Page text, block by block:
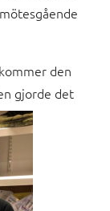
den
gjorde det